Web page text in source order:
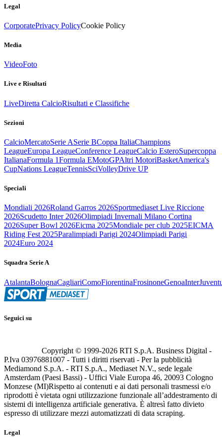
Legal
CorporatePrivacy PolicyCookie Policy
Media
VideoFoto
Live e Risultati
LiveDiretta CalcioRisultati e Classifiche
Sezioni
CalcioMercatoSerie ASerie BCoppa ItaliaChampions
LeagueEuropa LeagueConference LeagueCalcio EsteroSupercoppa
ItalianaFormula 1Formula EMotoGPAltri MotoriBasketAmerica's
CupNations LeagueTennisSciVolleyDrive UP
Speciali
Mondiali 2026Roland Garros 2026Sportmediaset Live Riccione
2026Scudetto Inter 2026Olimpiadi Invernali Milano Cortina
2026Super Bowl 2026Eicma 2025Mondiale per club 2025EICMA
Riding Fest 2025Paralimpiadi Parigi 2024Olimpiadi Parigi
2024Euro 2024
Squadra Serie A
AtalantaBolognaCagliariComoFiorentinaFrosinoneGenoaInter
Seguici su
Copyright © 1999-2026 RTI S.p.A. Business Digital -
P.Iva 03976881007 - Tutti i diritti riservati - Per la pubblicità
Mediamond S.p.A. - RTI S.p.A., Mediaset N.V., sede legale
Amsterdam (Paesi Bassi) - Uffici Viale Europa 46, 20093 Cologno
Monzese (MI)Rispetto ai contenuti e ai dati personali trasmessi e/o
riprodotti è vietata ogni utilizzazione funzionale all’addestramento di
sistemi di intelligenza artificiale generativa. È altresì fatto divieto
espresso di utilizzare mezzi automatizzati di data scraping.
Legal